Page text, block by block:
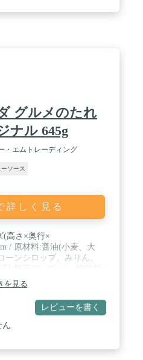
グルメのたれ
ナル 645g
・エムトレーディング
ソース
詳しく見る
(高さ×奥行×
/ 原材料:醤油(小麦、大
ンシロップ、みりん、
/ メーカー名: アイ・ジ
を見る
レビューを書く
ん